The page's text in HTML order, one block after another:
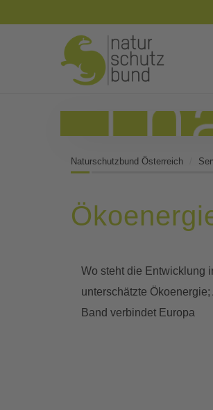
Naturschutzbund Österreich
Wo steht die Entwicklung
unterschätzte
Band verbindet Europa